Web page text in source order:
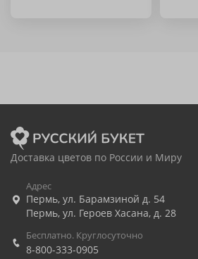
Доставка цветов по России и Миру
Адрес
Пермь, ул. Барамзиной д. 54
Пермь, ул. Героев Хасана, д. 28
Бесплатно. Круглосуточно
8-800-333-0905